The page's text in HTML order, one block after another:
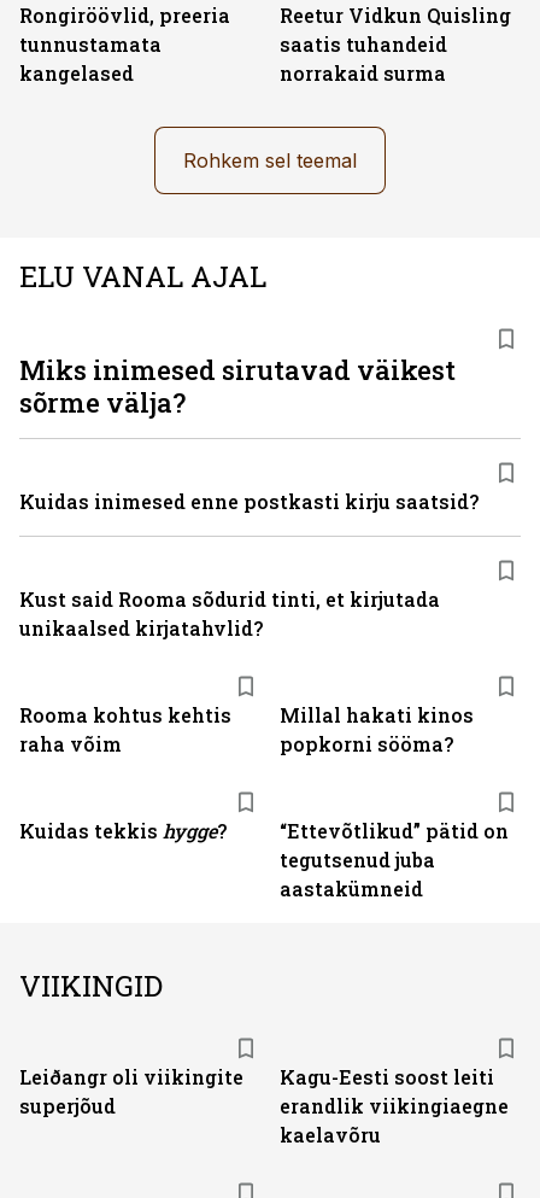
Rongiröövlid, preeria
tunnustamata
kangelased
Reetur Vidkun Quisling
saatis tuhandeid
norrakaid surma
Rohkem sel teemal
ELU VANAL AJAL
Rooma kohtus kehtis
raha võim
Millal hakati kinos
popkorni sööma?
Kuidas tekkis hygge?
“Ettevõtlikud” pätid on
tegutsenud juba
aastakümneid
Miks inimesed sirutavad väikest
sõrme välja?
Kuidas inimesed enne postkasti kirju saatsid?
Kust said Rooma sõdurid tinti, et kirjutada
unikaalsed kirjatahvlid?
VIIKINGID
Leiðangr oli viikingite
superjõud
Kagu-Eesti soost leiti
erandlik viikingiaegne
kaelavõru